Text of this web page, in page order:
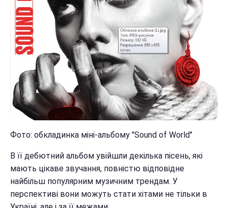
Фото: обкладинка міні-альбому "Sound of World"
В її дебютний альбом увійшли декілька пісень, які
мають цікаве звучання, повністю відповідне
найбільш популярним музичним трендам. У
перспективі вони можуть стати хітами не тільки в